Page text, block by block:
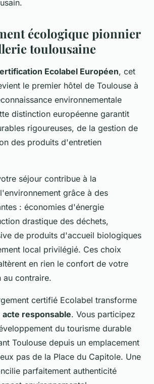
écologique pionnier
toulousaine
Ecolabel Européen, cet
le premier hôtel de Toulouse à
environnementale
distinction européenne garantit
rigoureuses, de la gestion de
des produits d'entretien
séjour contribue à la
grâce à des
: économies d'énergie
drastique des déchets,
de produits d'accueil biologiques
local privilégié. Ces choix
en rien le confort de votre
au contraire.
certifié Ecolabel transforme
acte responsable. Vous participez
du tourisme durable
Toulouse depuis un emplacement
pas de la Place du Capitole. Une
parfaitement authenticité